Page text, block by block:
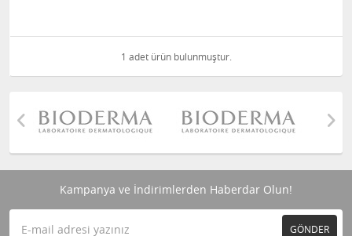
1 adet ürün bulunmuştur.
Kampanya ve İndirimlerden Haberdar Olun!
GÖNDER